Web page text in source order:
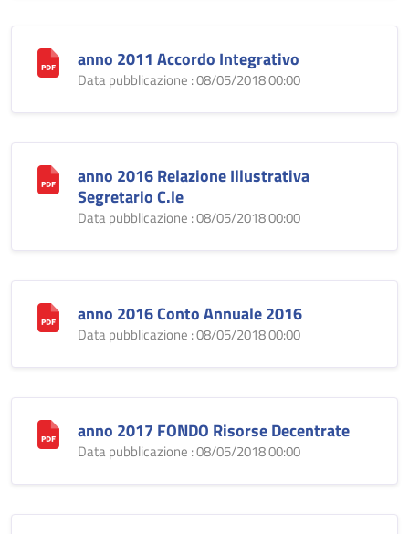
anno 2011 Accordo Integrativo
Data pubblicazione : 08/05/2018 00:00
anno 2016 Relazione Illustrativa
Segretario C.le
Data pubblicazione : 08/05/2018 00:00
anno 2016 Conto Annuale 2016
Data pubblicazione : 08/05/2018 00:00
anno 2017 FONDO Risorse Decentrate
Data pubblicazione : 08/05/2018 00:00